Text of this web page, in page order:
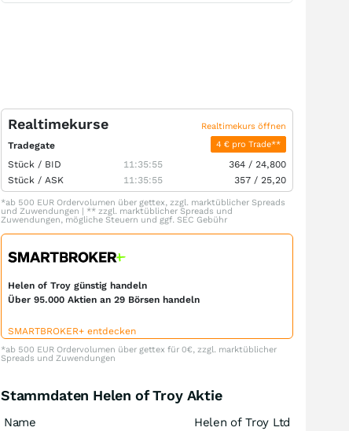
Realtimekurse Realtimekurs öffnen
Tradegate 4 € pro Trade**
Stück / BID 11:35:55 364 / 24,800
Stück / ASK 11:35:55 357 / 25,20
*ab 500 EUR Ordervolumen über gettex, zzgl. marktüblicher Spreads
und Zuwendungen | ** zzgl. marktüblicher Spreads und
Zuwendungen, mögliche Steuern und ggf. SEC Gebühr
Helen of Troy günstig handeln
Über 95.000 Aktien an 29 Börsen handeln
SMARTBROKER+ entdecken
*ab 500 EUR Ordervolumen über gettex für 0€, zzgl. marktüblicher
Spreads und Zuwendungen
Stammdaten Helen of Troy Aktie
Name
Helen of Troy Ltd